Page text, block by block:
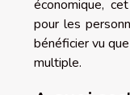
économique,
pour les
bénéficier vu
multiple.